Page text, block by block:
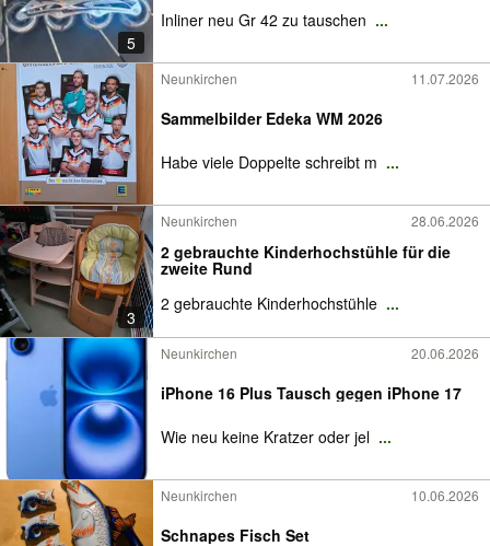
5
Inliner neu Gr 42 zu tauschen ...
Neunkirchen 11.07.2026
Sammelbilder Edeka WM 2026
Habe viele Doppelte schreibt m ...
3
Neunkirchen 28.06.2026
2 gebrauchte Kinderhochstühle für die
zweite Rund
2 gebrauchte Kinderhochstühle ...
Neunkirchen 20.06.2026
iPhone 16 Plus Tausch gegen iPhone 17
Wie neu keine Kratzer oder jel ...
Neunkirchen 10.06.2026
Schnapes Fisch Set